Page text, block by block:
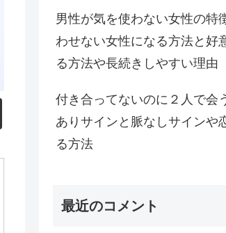
男性が気を使わない女性の特
わせない女性になる方法と好
る方法や長続きしやすい理由
付き合ってないのに２人で会
ありサインと脈なしサインや
る方法
最近のコメント